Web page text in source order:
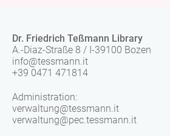
Dr. Friedrich Teßmann Library
A.-Diaz-Straße 8 / I-39100 Bozen
info@tessmann.it
+39 0471 471814
Administration:
verwaltung@tessmann.it
verwaltung@pec.tessmann.it